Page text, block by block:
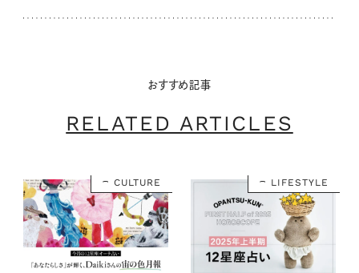
おすすめ記事
RELATED ARTICLES
CULTURE LIFESTYLE